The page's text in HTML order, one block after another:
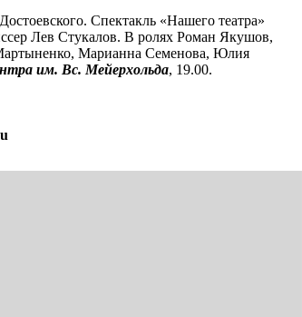
Спектакль «Нашего театра»
Лев Стукалов. В ролях Роман Якушов,
Марианна Семенова, Юлия
им. Вс. Мейерхольда, 19.00.